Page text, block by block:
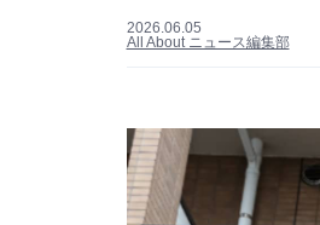
2026.06.05
All About ニュース編集部